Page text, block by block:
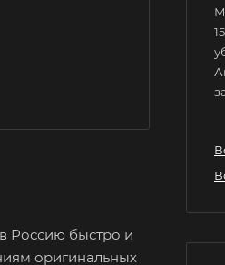
Россию быстро и
оригинальных